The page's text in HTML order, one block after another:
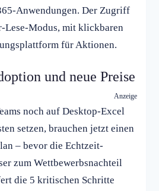
Anwendungen. Der Zugriff
Lese-Modus, mit klickbaren
für Aktionen.
und neue Preise
Anzeige
noch auf Desktop-Excel
setzen, brauchen jetzt einen
– bevor die Echtzeit-
zum Wettbewerbsnachteil
die 5 kritischen Schritte